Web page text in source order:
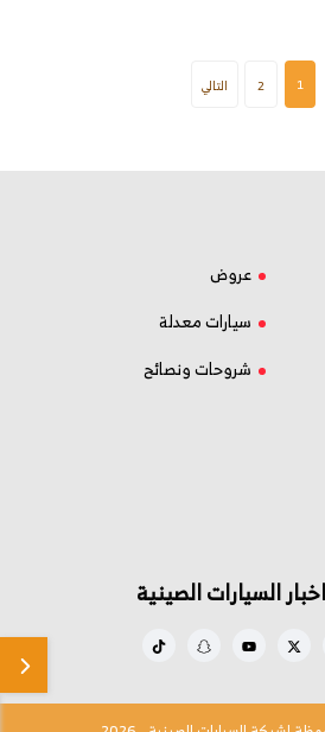
1
2 التالي
عروض
سيارات معدلة
شروحات ونصائح
السيارات الصينية